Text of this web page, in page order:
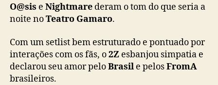
e
i
t
o
O@sis e Nightmare deram o tom do que seria a
noite noTeatro Gamaro.
Com um setlist bem estruturado e pontuado por
interações com os fãs, o2Z esbanjou simpatia e
declarou seu amor peloBrasil e pelosFromA
brasileiros.